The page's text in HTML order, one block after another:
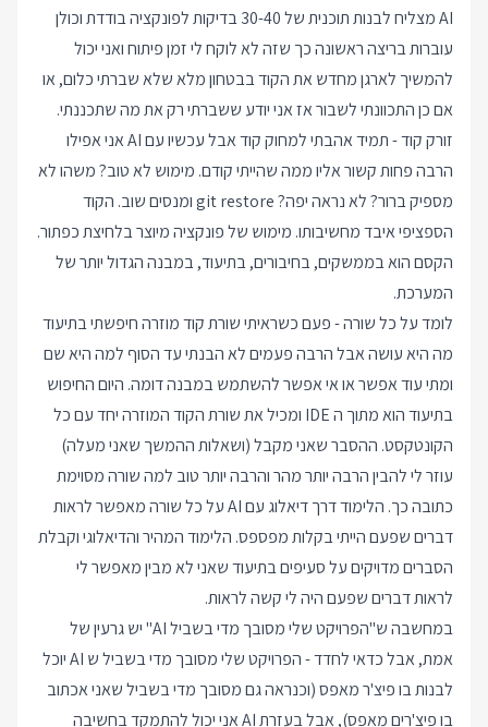
AI מצליח לבנות תוכנית של 30-40 בדיקות לפונקציה בודדת וכולן
עוברות בריצה ראשונה כך שזה לא לוקח לי זמן פיתוח ואני יכול
להמשיך לארגן מחדש את הקוד בבטחון מלא שלא שברתי כלום, או
אם כן התכוונתי לשבור אז אני יודע ששברתי רק את מה שתכננתי.
זורק קוד - תמיד אהבתי למחוק קוד אבל עכשיו עם AI אני אפילו
הרבה פחות קשור אליו ממה שהייתי קודם. מימוש לא טוב? משהו לא
מספיק ברור? לא נראה יפה? git restore ומנסים שוב. הקוד
הספציפי איבד מחשיבותו. מימוש של פונקציה מיוצר בלחיצת כפתור.
הקסם הוא בממשקים, בחיבורים, בתיעוד, במבנה הגדול יותר של
המערכת.
לומד על כל שורה - פעם כשראיתי שורת קוד מוזרה חיפשתי בתיעוד
מה היא עושה אבל הרבה פעמים לא הבנתי עד הסוף למה היא שם
ומתי עוד אפשר או אי אפשר להשתמש במבנה דומה. היום החיפוש
בתיעוד הוא מתוך ה IDE ומכיל את שורת הקוד המוזרה יחד עם כל
הקונטקסט. ההסבר שאני מקבל (ושאלות ההמשך שאני מעלה)
עוזר לי להבין הרבה יותר מהר והרבה יותר טוב למה שורה מסוימת
כתובה כך. הלימוד דרך דיאלוג עם AI על כל שורה מאפשר לראות
דברים שפעם הייתי בקלות מפספס. הלימוד המהיר והדיאלוגי וקבלת
הסברים מדויקים על סעיפים בתיעוד שאני לא מבין מאפשר לי
לראות דברים שפעם היה לי קשה לראות.
במחשבה ש"הפרויקט שלי מסובך מדי בשביל AI" יש גרעין של
אמת, אבל כדאי לחדד - הפרויקט שלי מסובך מדי בשביל ש AI יוכל
לבנות בו פיצ'ר מאפס (וכנראה גם מסובך מדי בשביל שאני אכתוב
בו פיצ'רים מאפס), אבל בעזרת AI אני יכול להתמקד בחשיבה